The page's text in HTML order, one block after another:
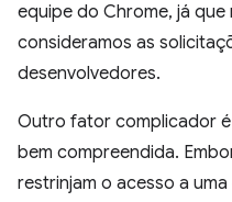
equipe do Chrome, já
consideramos as
desenvolvedores.
Outro fator complicador
bem compreendida.
restrinjam o acesso a